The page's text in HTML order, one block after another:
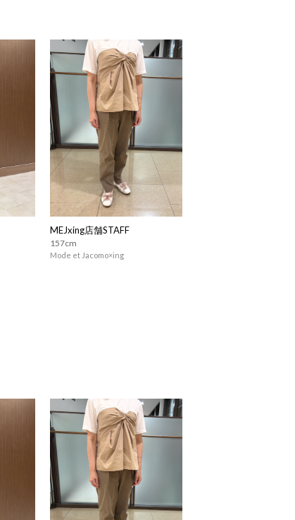
MEJxing店舗STAFF
157cm
Mode et Jacomo×ing